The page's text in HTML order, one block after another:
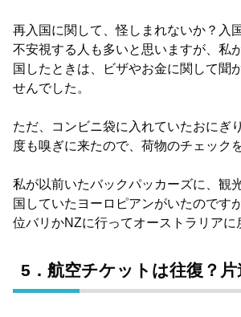
再入国に関して、怪しまれないか？入
不安視する人も多いと思いますが、私
国したときは、ビザやお金に関して聞
せんでした。
ただ、コンビニ袋に入れていたおにぎ
度も嗅ぎに来たので、荷物のチェック
私が以前いたバックパッカーズに、観
国していたヨーロピアンがいたのです
位バリかNZに行ってオーストラリアに
5．航空チケットは往復？片